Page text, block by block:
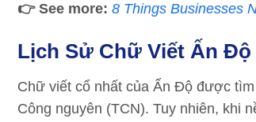
👉 See more: 8 Things Businesses
Lịch Sử Chữ Viết Ấn Độ
Chữ viết cổ nhất của Ấn Độ được
Công nguyên (TCN). Tuy nhiên, khi